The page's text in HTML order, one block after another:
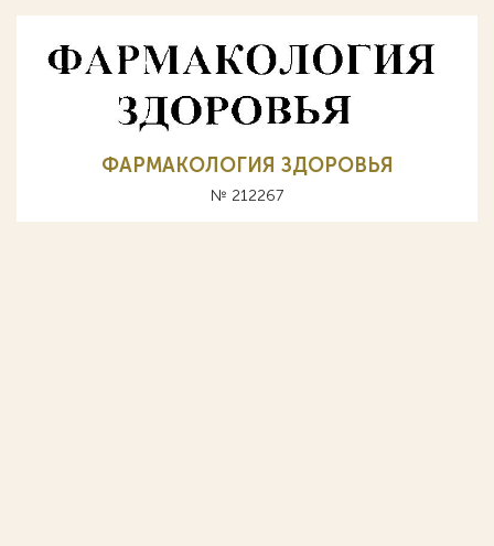
ФАРМАКОЛОГИЯ ЗДОРОВЬЯ
№ 212267